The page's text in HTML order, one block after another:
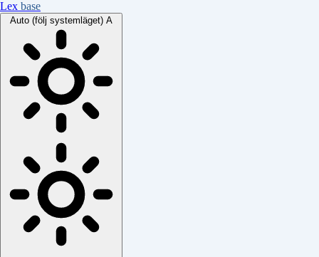
Lex base
Auto (följ systemläget) A